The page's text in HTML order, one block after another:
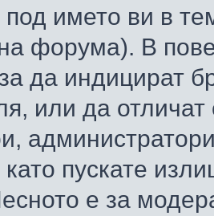
под името ви в
форума). В
да индицират
или да
пускате
е за